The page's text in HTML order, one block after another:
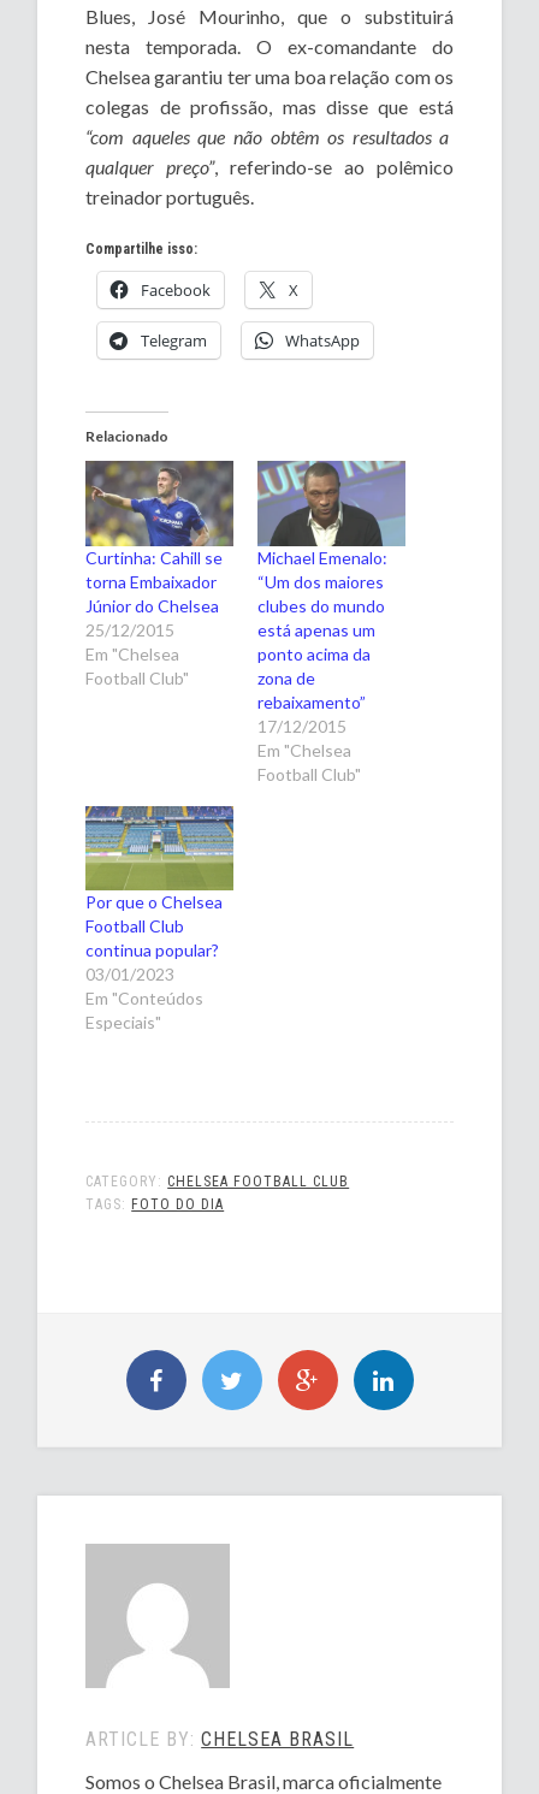
Blues, José Mourinho, que o substituirá
nesta temporada. O ex-comandante do
Chelsea garantiu ter uma boa relação com os
colegas de profissão, mas disse que está
“com aqueles que não obtêm os resultados a
qualquer preço”, referindo-se ao polêmico
treinador português.
Compartilhe isso:
Facebook X
Telegram WhatsApp
Relacionado
Curtinha: Cahill se
torna Embaixador
Júnior do Chelsea
25/12/2015
Em "Chelsea
Football Club"
Michael Emenalo:
“Um dos maiores
clubes do mundo
está apenas um
ponto acima da
zona de
rebaixamento”
17/12/2015
Em "Chelsea
Football Club"
Por que o Chelsea
Football Club
continua popular?
03/01/2023
Em "Conteúdos
Especiais"
CATEGORY: CHELSEA FOOTBALL CLUB
TAGS: FOTO DO DIA
ARTICLE BY:CHELSEA BRASIL
Somos o Chelsea Brasil, marca oficialmente